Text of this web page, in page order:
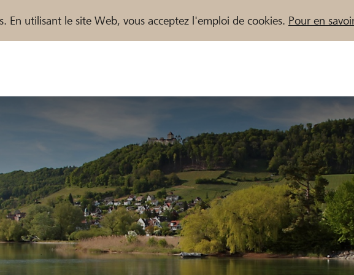
En utilisant le site Web, vous acceptez l'emploi de cookies. Pour en